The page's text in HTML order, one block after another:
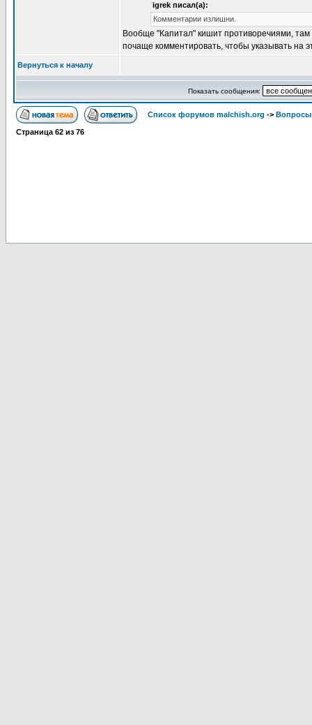
igrek писал(а):
Комментарии излишни.
Вообще "Капитал" кишит противоречиями, там
почаще комментировать, чтобы указывать на
Вернуться к началу
Показать сообщения:
Список форумов malchish.org -> Вопросы
Страница 62 из 76